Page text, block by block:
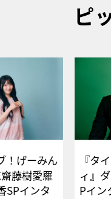
ピ
！げーみん
藤樹愛羅
SPインタ
『タ
ィ』
Pイ